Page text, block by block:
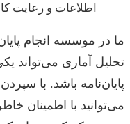
اطلاعات و رعایت
ما در موسسه انجام
تحلیل آماری می‌تواند
پایان‌نامه باشد. با
می‌توانید با اطمینان